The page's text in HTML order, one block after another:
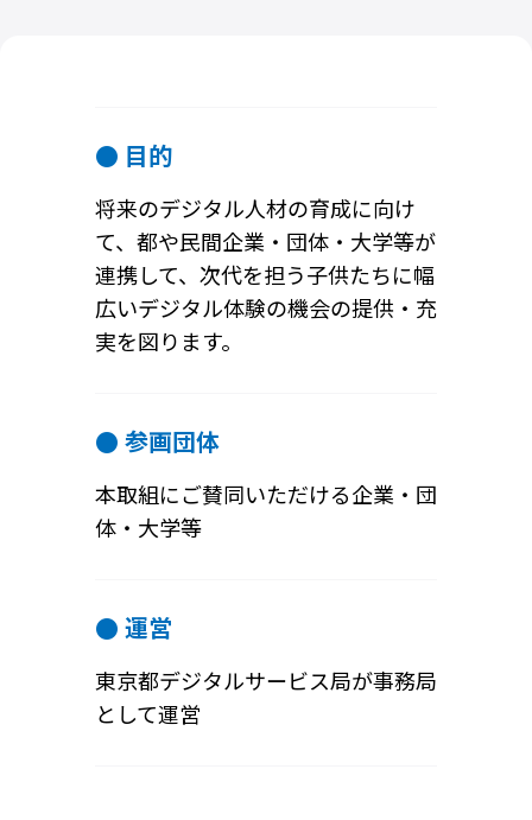
● 目的
将来のデジタル人材の育成に向け
て、都や民間企業・団体・大学等が
連携して、次代を担う子供たちに幅
広いデジタル体験の機会の提供・充
実を図ります。
● 参画団体
本取組にご賛同いただける企業・団
体・大学等
● 運営
東京都デジタルサービス局が事務局
として運営